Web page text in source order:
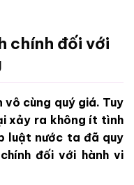
chính đối với
vô cùng quý giá. Tuy
xảy ra không ít tình
luật nước ta đã quy
đối với hành vi